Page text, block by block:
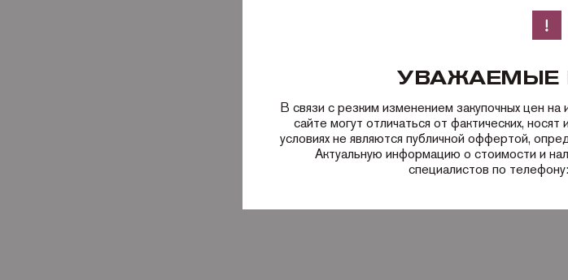
УВАЖАЕМЫЕ
В связи с резким изменением закупочных цен
сайте могут отличаться от фактических,
условиях не являются публичной оффертой,
Актуальную информацию о стоимости и
специалистов по телефону: